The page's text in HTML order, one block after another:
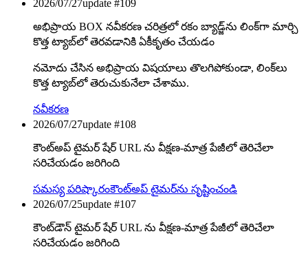
2026/07/27update #109
అభిప్రాయ BOX నవీకరణ చరిత్రలో రకం బ్యాడ్జ్‌ను లింక్‌గా మార్చి
కొత్త ట్యాబ్‌లో తెరవడానికి ఏకీకృతం చేయడం
నమోదు చేసిన అభిప్రాయ విషయాలు తొలగిపోకుండా, లింక్‌లు
కొత్త ట్యాబ్‌లో తెరుచుకునేలా చేశాము.
నవీకరణ
2026/07/27update #108
కౌంట్‌అప్ టైమర్ షేర్ URL ను వీక్షణ-మాత్ర పేజీలో తెరిచేలా
సరిచేయడం జరిగింది
సమస్య పరిష్కారంకౌంట్‌అప్ టైమర్‌ను సృష్టించండి
2026/07/25update #107
కౌంట్‌డౌన్ టైమర్ షేర్ URL ను వీక్షణ-మాత్ర పేజీలో తెరిచేలా
సరిచేయడం జరిగింది